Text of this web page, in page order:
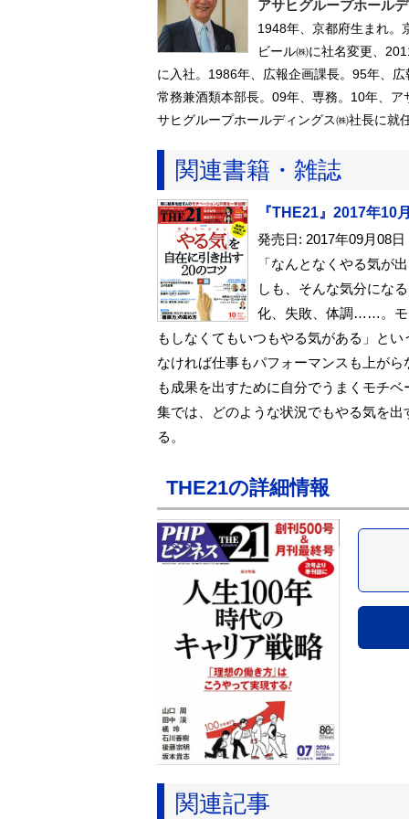
アサヒグループホール
1948年、京都府生まれ。
ビール㈱に社名変更、
に入社。1986年、広報企画課長。95年、
常務兼酒類本部長。09年、専務。10年、
サヒグループホールディングス㈱社長に就
関連書籍・雑誌
『THE21』2017年10
発売日: 2017年09月08日
「なんとなくやる気
しも、そんな気分にな
化、失敗、体調……。モ
もしなくてもいつもやる気がある」と
なければ仕事もパフォーマンスも上が
も成果を出すために自分でうまくモチ
集では、どのような状況でもやる気を
る。
THE21の詳細情報
関連記事